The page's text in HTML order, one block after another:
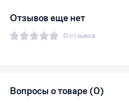
Отзывов еще нет
0 отзывов
Вопросы о товаре (0)